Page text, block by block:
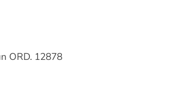
ORD. 12878